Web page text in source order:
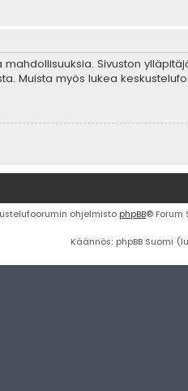
Sivuston
Muista myös lukea
ohjelmisto phpBB® Forum
Käännös: phpBB Suomi